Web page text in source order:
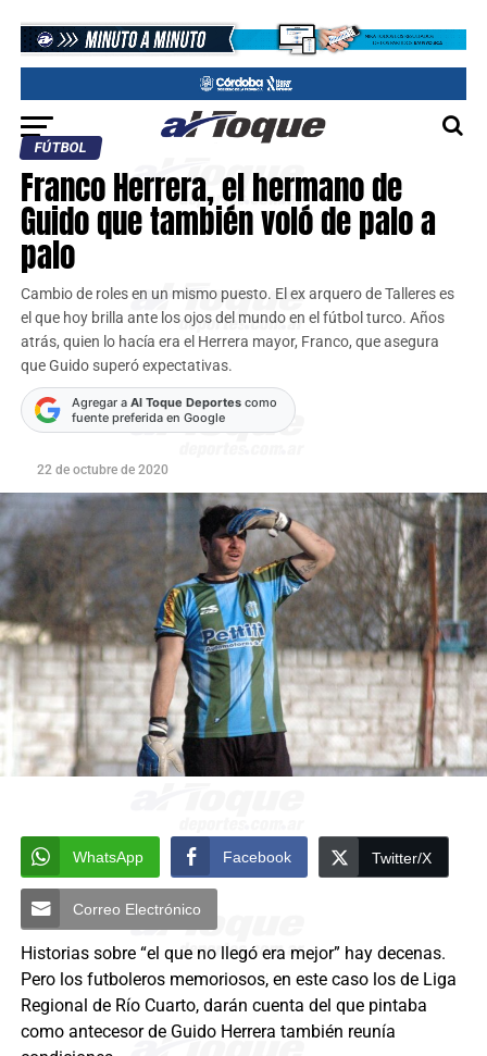
FÚTBOL
Franco Herrera, el hermano de
Guido que también voló de palo a
palo
Cambio de roles en un mismo puesto. El ex arquero de Talleres es
el que hoy brilla ante los ojos del mundo en el fútbol turco. Años
atrás, quien lo hacía era el Herrera mayor, Franco, que asegura
que Guido superó expectativas.
Agregar a Al Toque Deportescomo
fuente preferida en Google
22 de octubre de 2020
WhatsApp Facebook Twitter/X
Correo Electrónico
Historias sobre “el que no llegó era mejor” hay decenas.
Pero los futboleros memoriosos, en este caso los de Liga
Regional de Río Cuarto, darán cuenta del que pintaba
como antecesor de Guido Herrera también reunía